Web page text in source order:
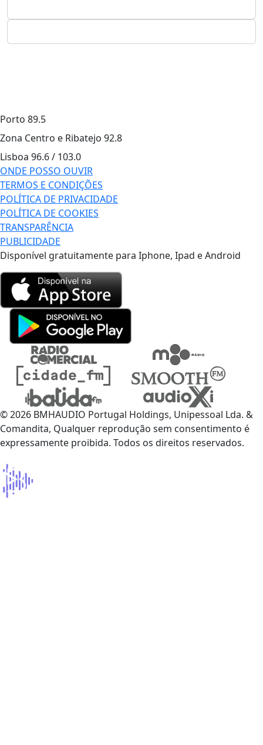
Porto 89.5
Zona Centro e Ribatejo 92.8
Lisboa 96.6 / 103.0
ONDE POSSO OUVIR
TERMOS E CONDIÇÕES
POLÍTICA DE PRIVACIDADE
POLÍTICA DE COOKIES
TRANSPARÊNCIA
PUBLICIDADE
Disponível gratuitamente para Iphone, Ipad e Android
© 2026 BMHAUDIO Portugal Holdings, Unipessoal Lda. &
Comandita, Qualquer reprodução sem consentimento é
expressamente proibida. Todos os direitos reservados.